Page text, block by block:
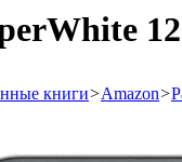
книги>Amazon>